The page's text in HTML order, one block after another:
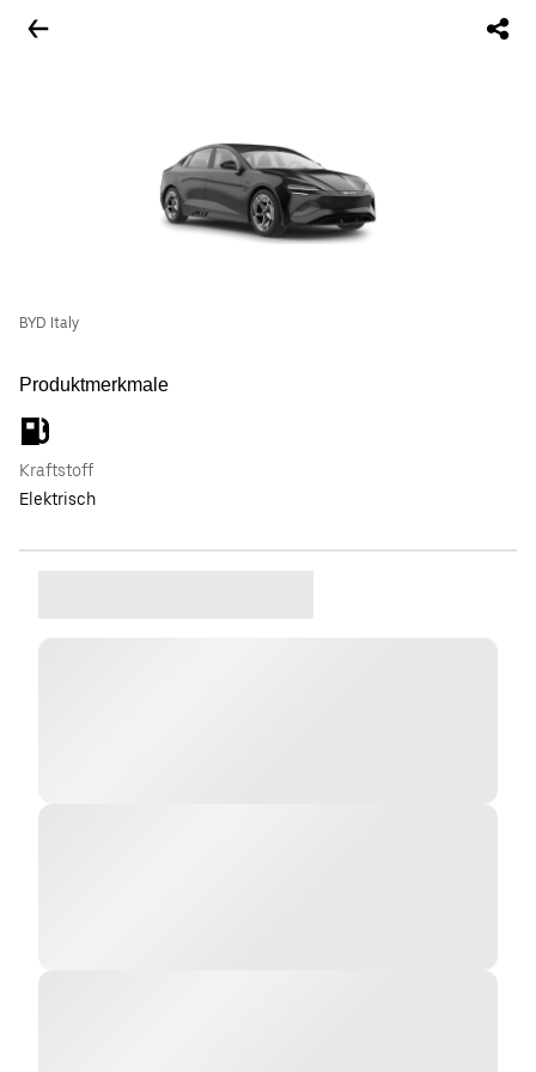
BYD Italy
Produktmerkmale
Kraftstoff
Elektrisch